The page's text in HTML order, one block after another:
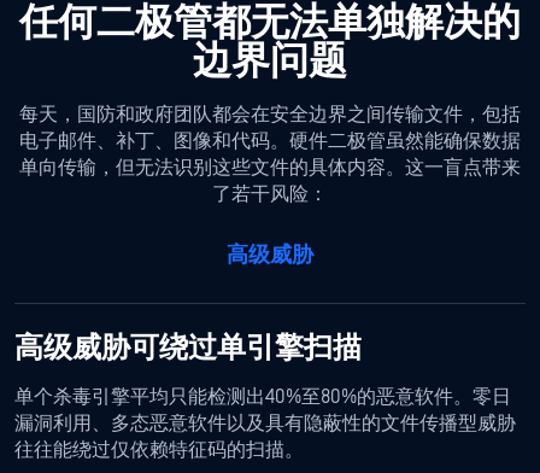
任何二极管都无法单独解决的
边界问题
每天，国防和政府团队都会在安全边界之间传输文件，包括
电子邮件、补丁、图像和代码。硬件二极管虽然能确保数据
单向传输，但无法识别这些文件的具体内容。这一盲点带来
了若干风险：
高级威胁
高级威胁可绕过单引擎扫描
单个杀毒引擎平均只能检测出40%至80%的恶意软件。零日
漏洞利用、多态恶意软件以及具有隐蔽性的文件传播型威胁
往往能绕过仅依赖特征码的扫描。